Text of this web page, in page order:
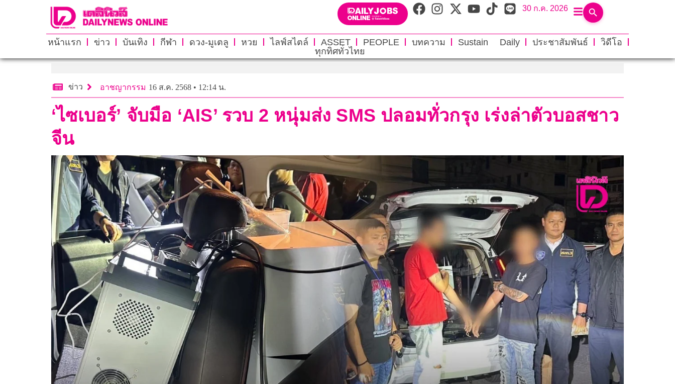
30 ก.ค. 2026
หน้าแรก ข่าว บันเทิง กีฬา ดวง-มูเตลู หวย ไลฟ์สไตล์ ASSET PEOPLE บทความ Sustain Daily ประชาสัมพันธ์
วิดีโอ
ทุกทิศทั่วไทย
ข่าว อาชญากรรม 16 ส.ค. 2568 • 12:14 น.
‘ไซเบอร์’ จับมือ ‘AIS’ รวบ 2 หนุ่มส่ง SMS ปลอมทั่วกรุง เร่งล่าตัวบอสชาว
จีน